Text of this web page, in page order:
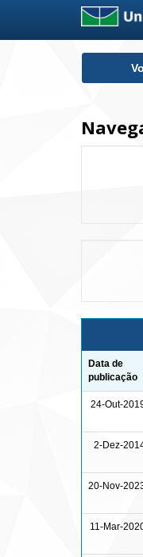
Data de
publicação
24-Out-
2-Dez-
20-Nov-
11-Mar-